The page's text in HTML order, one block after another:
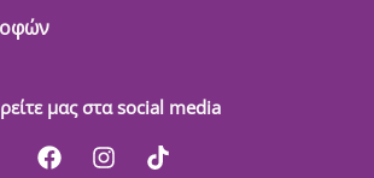
μας στα social media